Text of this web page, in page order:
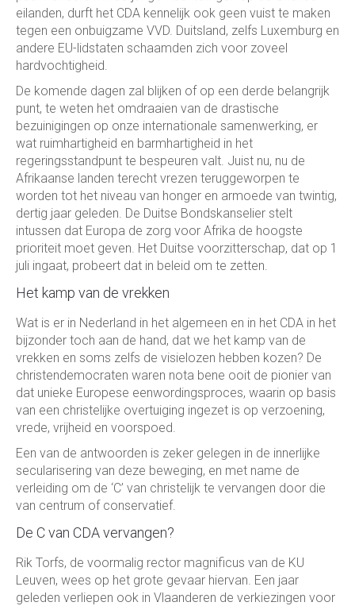
eilanden, durft het CDA kennelijk ook geen vuist te maken
tegen een onbuigzame VVD. Duitsland, zelfs Luxemburg en
andere EU-lidstaten schaamden zich voor zoveel
hardvochtigheid.
De komende dagen zal blijken of op een derde belangrijk
punt, te weten het omdraaien van de drastische
bezuinigingen op onze internationale samenwerking, er
wat ruimhartigheid en barmhartigheid in het
regeringsstandpunt te bespeuren valt. Juist nu, nu de
Afrikaanse landen terecht vrezen teruggeworpen te
worden tot het niveau van honger en armoede van twintig,
dertig jaar geleden. De Duitse Bondskanselier stelt
intussen dat Europa de zorg voor Afrika de hoogste
prioriteit moet geven. Het Duitse voorzitterschap, dat op 1
juli ingaat, probeert dat in beleid om te zetten.
Het kamp van de vrekken
Wat is er in Nederland in het algemeen en in het CDA in het
bijzonder toch aan de hand, dat we het kamp van de
vrekken en soms zelfs de visielozen hebben kozen? De
christendemocraten waren nota bene ooit de pionier van
dat unieke Europese eenwordingsproces, waarin op basis
van een christelijke overtuiging ingezet is op verzoening,
vrede, vrijheid en voorspoed.
Een van de antwoorden is zeker gelegen in de innerlijke
secularisering van deze beweging, en met name de
verleiding om de ‘C’ van christelijk te vervangen door die
van centrum of conservatief.
De C van CDA vervangen?
Rik Torfs, de voormalig rector magnificus van de KU
Leuven, wees op het grote gevaar hiervan. Een jaar
geleden verliepen ook in Vlaanderen de verkiezingen voor